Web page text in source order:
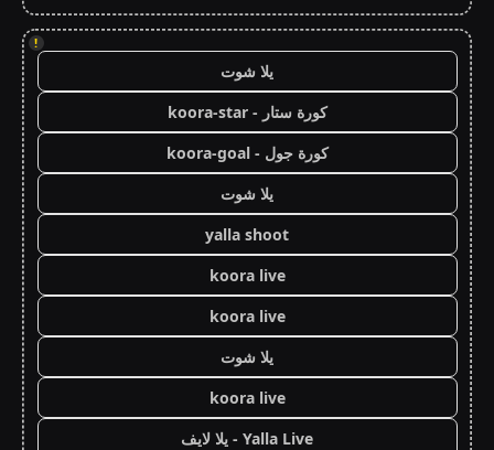
!
يلا شوت
كورة ستار - koora-star
كورة جول - koora-goal
يلا شوت
yalla shoot
koora live
koora live
يلا شوت
koora live
Yalla Live - يلا لايف